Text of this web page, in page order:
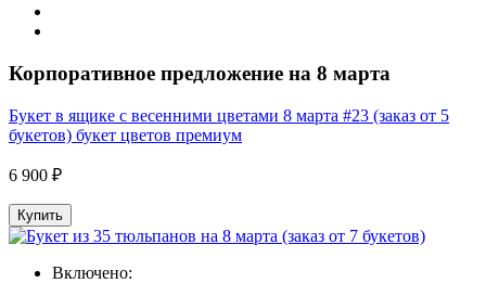
Корпоративное предложение на 8 марта
Букет в ящике с весенними цветами 8 марта #23 (заказ от 5
букетов) букет цветов премиум
6 900 ₽
Купить
Включено: